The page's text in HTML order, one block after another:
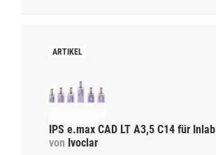
IPS e.max CAD LT A3,5 C14 für Inlab
von Ivoclar